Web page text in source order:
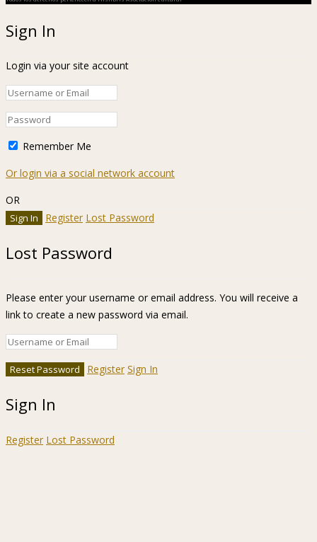
Sign In
Login via your site account
Remember Me
Or login via a social network account
OR
Register Lost Password
Lost Password
Please enter your username or email address. You will receive a
link to create a new password via email.
Register Sign In
Sign In
Register Lost Password